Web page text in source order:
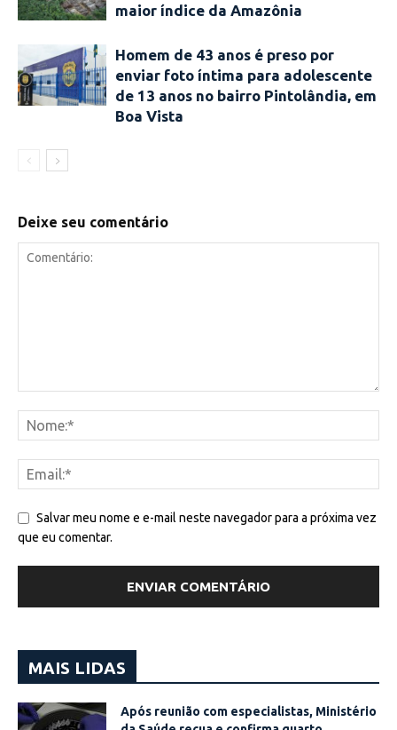
maior índice da Amazônia
Homem de 43 anos é preso por
enviar foto íntima para adolescente
de 13 anos no bairro Pintolândia, em
Boa Vista
Deixe seu comentário
Salvar meu nome e e-mail neste navegador para a próxima vez
que eu comentar.
MAIS LIDAS
Após reunião com especialistas, Ministério